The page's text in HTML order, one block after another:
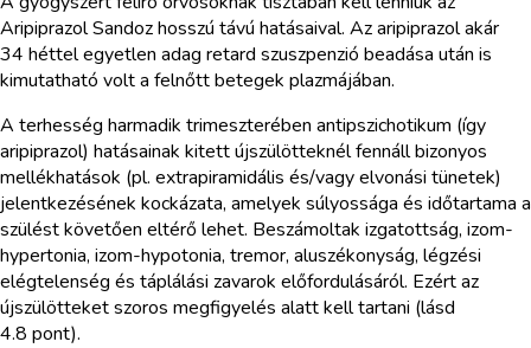
Aripiprazol Sandoz hosszú távú hatásaival. Az aripiprazol akár
34 héttel egyetlen adag retard szuszpenzió beadása után is
kimutatható volt a felnőtt betegek plazmájában.
A terhesség harmadik trimeszterében antipszichotikum (így
aripiprazol) hatásainak kitett újszülötteknél fennáll bizonyos
mellékhatások (pl. extrapiramidális és/vagy elvonási tünetek)
jelentkezésének kockázata, amelyek súlyossága és időtartama a
szülést követően eltérő lehet. Beszámoltak izgatottság, izom-
hypertonia, izom-hypotonia, tremor, aluszékonyság, légzési
elégtelenség és táplálási zavarok előfordulásáról. Ezért az
újszülötteket szoros megfigyelés alatt kell tartani (lásd
4.8 pont).